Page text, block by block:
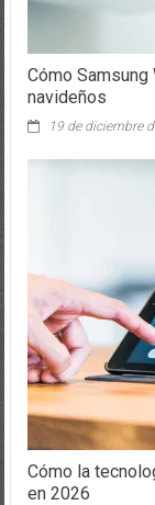
Cómo
navideños
19 de diciembre
Cómo la
en 2026